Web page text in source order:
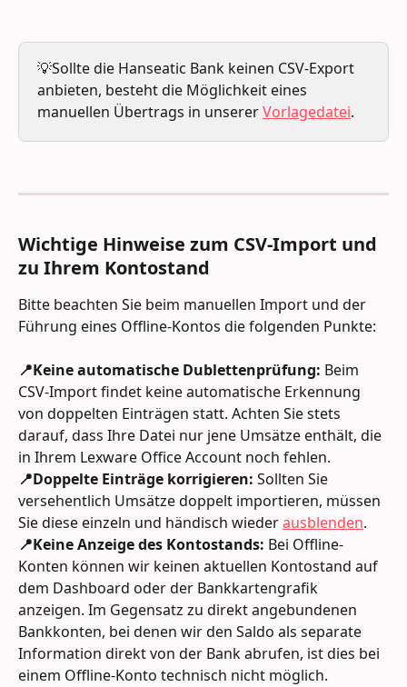
💡Sollte die Hanseatic Bank keinen CSV-Export
anbieten, besteht die Möglichkeit eines
manuellen Übertrags in unserer Vorlagedatei.
Wichtige Hinweise zum CSV-Import und
zu Ihrem Kontostand
Bitte beachten Sie beim manuellen Import und der
Führung eines Offline-Kontos die folgenden Punkte:
📍Keine automatische Dublettenprüfung: Beim
CSV-Import findet keine automatische Erkennung
von doppelten Einträgen statt. Achten Sie stets
darauf, dass Ihre Datei nur jene Umsätze enthält, die
in Ihrem Lexware Office Account noch fehlen.
📍Doppelte Einträge korrigieren: Sollten Sie
versehentlich Umsätze doppelt importieren, müssen
Sie diese einzeln und händisch wieder ausblenden.
📍Keine Anzeige des Kontostands: Bei Offline-
Konten können wir keinen aktuellen Kontostand auf
dem Dashboard oder der Bankkartengrafik
anzeigen. Im Gegensatz zu direkt angebundenen
Bankkonten, bei denen wir den Saldo als separate
Information direkt von der Bank abrufen, ist dies bei
einem Offline-Konto technisch nicht möglich.